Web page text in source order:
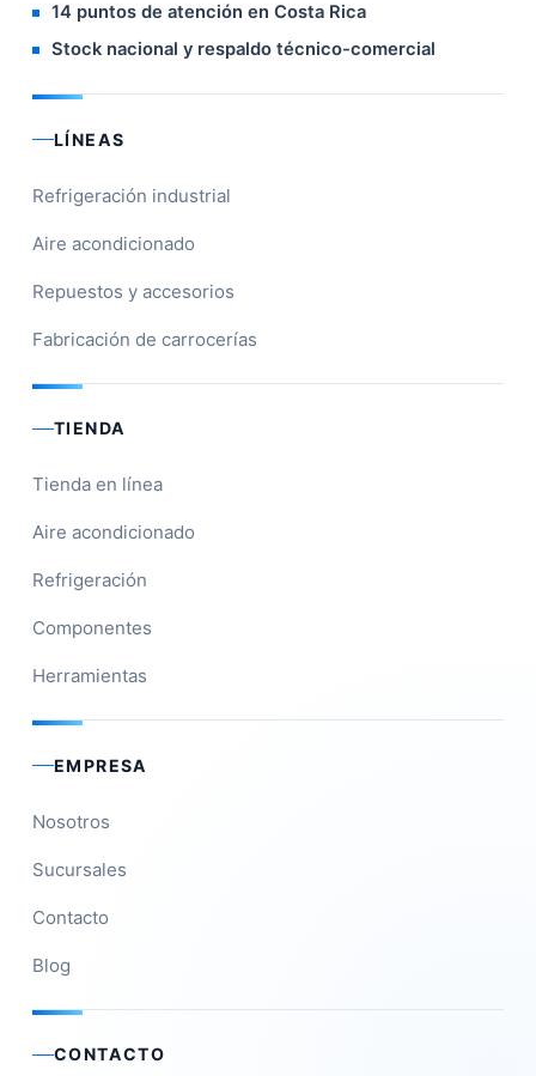
14 puntos de atención en Costa Rica
Stock nacional y respaldo técnico-comercial
LÍNEAS
Refrigeración industrial
Aire acondicionado
Repuestos y accesorios
Fabricación de carrocerías
TIENDA
Tienda en línea
Aire acondicionado
Refrigeración
Componentes
Herramientas
EMPRESA
Nosotros
Sucursales
Contacto
Blog
CONTACTO